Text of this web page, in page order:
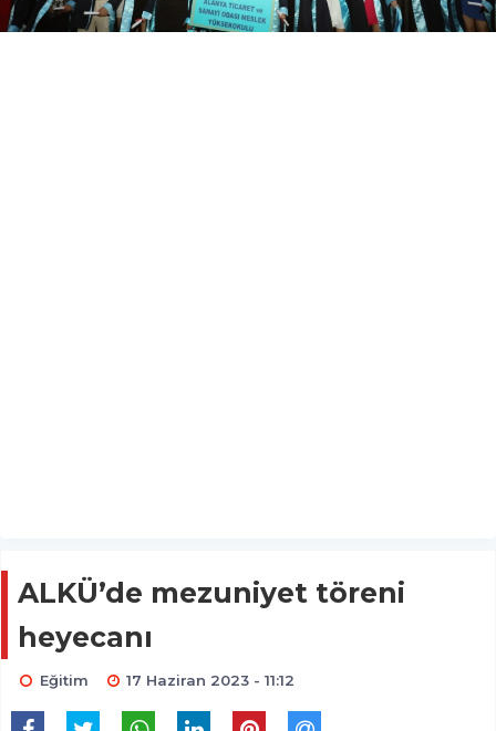
ALKÜ’de mezuniyet töreni
heyecanı
Eğitim 17 Haziran 2023 - 11:12